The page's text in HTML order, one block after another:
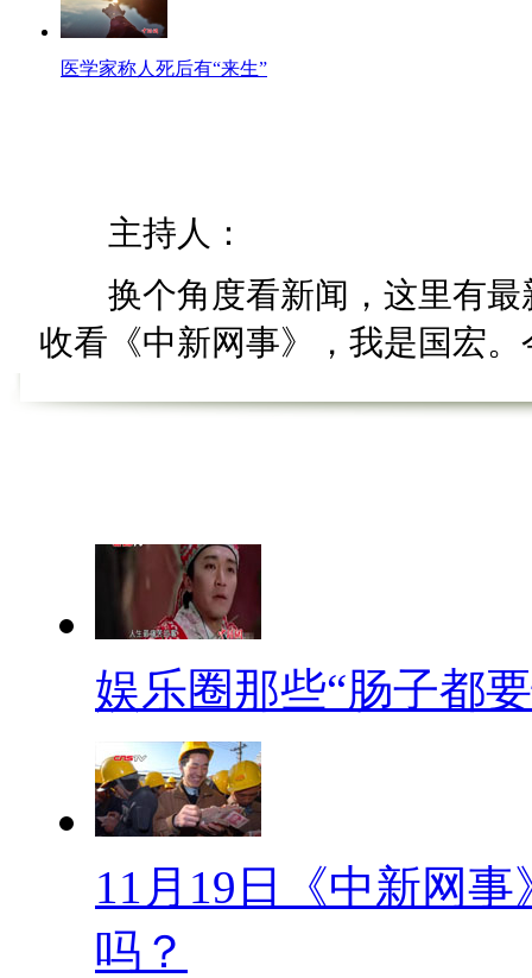
医学家称人死后有“来生”
主持人：
换个角度看新闻，这里有最
收看《中新网事》，我是国宏
台湾新北市909公交车沿线
示“名不副实”的错误站名。如
到家”。被称为幽灵站牌。
【过度换气综合症】
听说周末要加班，在某事业
吸，几分钟后出现肌肉僵硬、
她因压力大患上“过度换气综合
【食疗治思乡】
娱乐圈那些“肠子都
11月19日《中新网
吗？